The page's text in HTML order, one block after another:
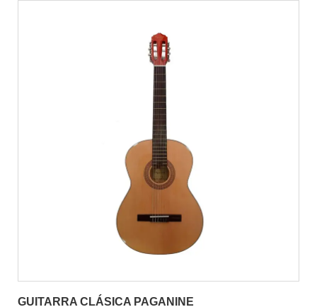
GUITARRA CLÁSICA PAGANINE